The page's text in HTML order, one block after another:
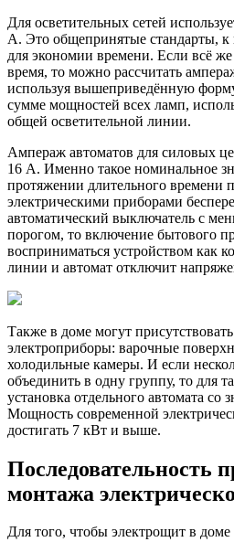
Для осветительных сетей
А. Это общепринятые стандарты, к
для экономии времени. Если всё
время, то можно рассчитать
используя вышеприведённую
сумме мощностей всех ламп,
общей осветительной линии.
Ампераж автоматов для силовых
16 А. Именно такое номинальное
протяжении длительного времени
электрическими приборами
автоматический выключатель с
порогом, то включение бытового
восприниматься устройством как
линии и автомат отключит
Также в доме могут
электроприборы: варочные
холодильные камеры. И если
объединить в одну группу, то для
установка отдельного автомата со
Мощность современной
достигать 7 кВт и выше.
Последовательность
монтажа
Для того, чтобы электрощит в